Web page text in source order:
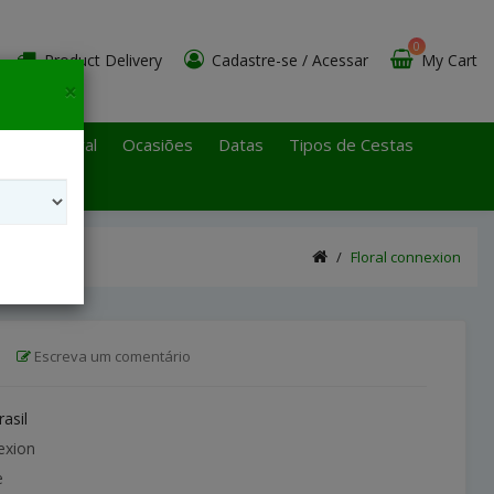
Product Delivery Cadastre-se / Acessar My Cart
0
Paulo Litoral Ocasiões Datas
Tipos de Cestas
Floral connexion
Escreva um comentário
×